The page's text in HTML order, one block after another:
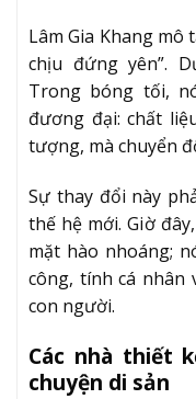
Lâm Gia Khang mô
chịu đứng yên”.
Trong bóng tối,
đương đại: chất
tượng, mà chuyển
Sự thay đổi này
thế hệ mới. Giờ
mặt hào nhoáng;
công, tính cá nhân
con người.
Các nhà thiết
chuyện di sản